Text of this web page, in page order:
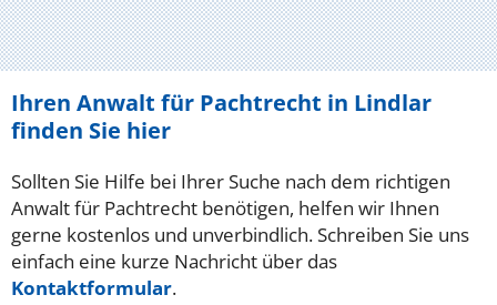
Ihren Anwalt für Pachtrecht in Lindlar
finden Sie hier
Sollten Sie Hilfe bei Ihrer Suche nach dem richtigen
Anwalt für Pachtrecht benötigen, helfen wir Ihnen
gerne kostenlos und unverbindlich. Schreiben Sie uns
einfach eine kurze Nachricht über das
Kontaktformular.